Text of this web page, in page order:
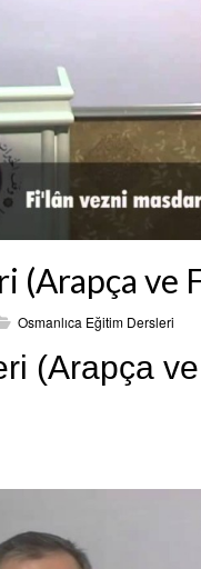
(Arapça ve
Osmanlıca Eğitim Dersleri
(Arapça